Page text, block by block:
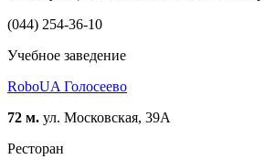
(044) 254-36-10
Учебное заведение
RoboUA Голосеево
72 м. ул. Московская, 39А
Ресторан